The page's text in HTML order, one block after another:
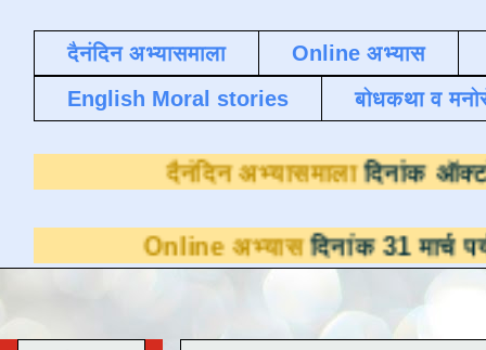
दैनंदिन अभ्यासमाला
Online अभ्यास
English Moral stories
बोधकथा व
दैनंदिन अभ्यासमाला
Online अभ्यासदिनांक 31 मार्च पर्यंत